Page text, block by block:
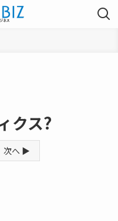
クス?
次へ ▶